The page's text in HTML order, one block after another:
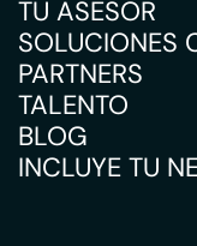
TU ASESOR
SOLUCIONES
PARTNERS
TALENTO
BLOG
INCLUYE TU